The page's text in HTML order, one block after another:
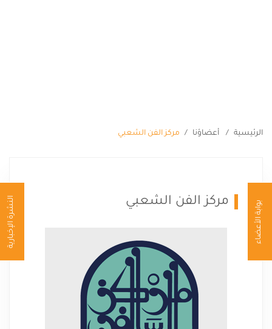
بوابة الأعضاء النشرة الإخبارية
المنشورات
الرئيسية أعضاؤنا مركز الفن الشعبي
مركز الفن الشعبي